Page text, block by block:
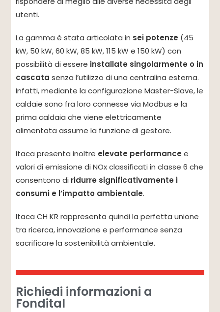
utenti.
La gamma è stata articolata in sei potenze (45
kW, 50 kW, 60 kW, 85 kW, 115 kW e 150 kW) con
possibilità di essere installate singolarmente o in
cascata senza l’utilizzo di una centralina esterna.
Infatti, mediante la configurazione Master-Slave, le
caldaie sono fra loro connesse via Modbus e la
prima caldaia che viene elettricamente
alimentata assume la funzione di gestore.
Itaca presenta inoltre elevate performance e
valori di emissione di NOx classificati in classe 6 che
consentono di ridurre significativamente i
consumi e l’impatto ambientale.
Itaca CH KR rappresenta quindi la perfetta unione
tra ricerca, innovazione e performance senza
sacrificare la sostenibilità ambientale.
Richiedi informazioni a
Fondital